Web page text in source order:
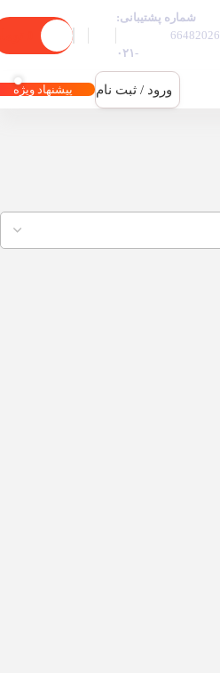
شماره پشتیبانی:
66482026
-۰۲۱
ورود / ثبت نام پیشنهاد ویژه